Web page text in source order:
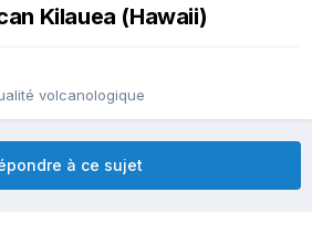
Kilauea (Hawaii)
volcanologique
à ce sujet